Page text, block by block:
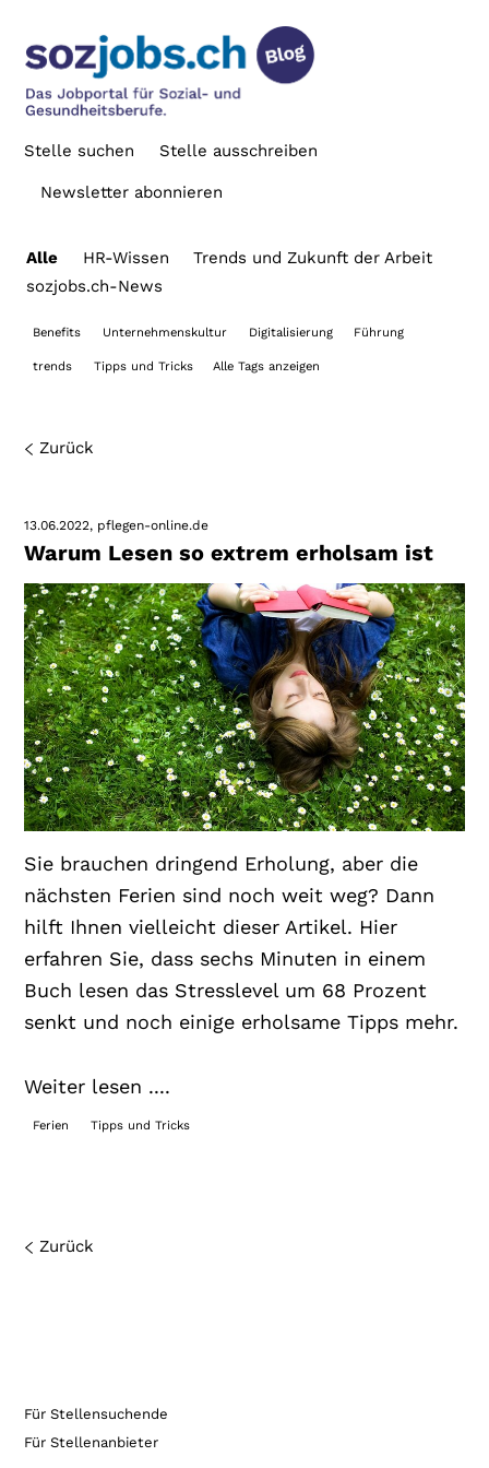
Stelle ausschreiben
Stelle suchen
Newsletter abonnieren
Alle HR-Wissen
Trends und Zukunft der Arbeit
sozjobs.ch-News
Benefits Unternehmenskultur Digitalisierung Führung
trends Tipps und Tricks Alle Tags anzeigen
Zurück
13.06.2022 pflegen-online.de
Warum Lesen so extrem erholsam ist
Sie brauchen dringend Erholung, aber die
nächsten Ferien sind noch weit weg? Dann
hilft Ihnen vielleicht dieser Artikel. Hier
erfahren Sie, dass sechs Minuten in einem
Buch lesen das Stresslevel um 68 Prozent
senkt und noch einige erholsame Tipps mehr.
Weiter lesen ....
Ferien Tipps und Tricks
Zurück
Für Stellensuchende
Für Stellenanbieter